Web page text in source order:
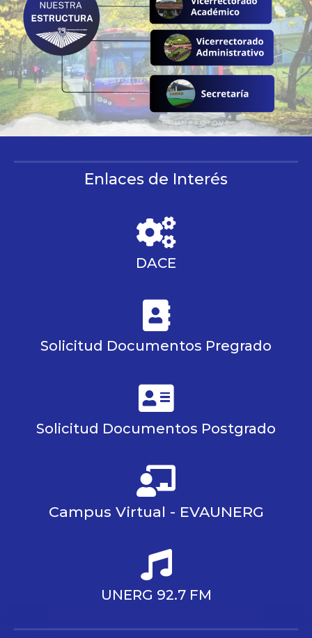
Enlaces de Interés
DACE
Solicitud Documentos Pregrado
Solicitud Documentos Postgrado
Campus Virtual - EVAUNERG
UNERG 92.7 FM